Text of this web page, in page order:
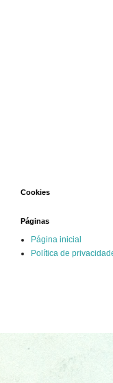
Cookies
Páginas
Página inicial
Política de